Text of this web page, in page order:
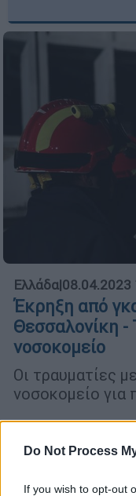
Do Not Process
If you wish to opt-out
Ελλάδα|08.04.2023
Έκρηξη από
Θεσσαλονίκη -
νοσοκομείο
Οι τραυματίες
νοσοκομείο για